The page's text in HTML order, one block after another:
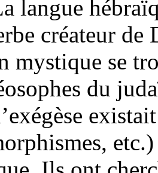
langue
créateur de
mystique se
du